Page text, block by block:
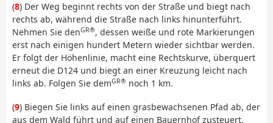
(8) Der Weg beginnt rechts von der Straße und biegt nach
rechts ab, während die Straße nach links hinunterführt.
Nehmen Sie denGR®, dessen weiße und rote Markierungen
erst nach einigen hundert Metern wieder sichtbar werden.
Er folgt der Höhenlinie, macht eine Rechtskurve, überquert
erneut die D124 und biegt an einer Kreuzung leicht nach
links ab. Folgen Sie demGR® noch 1 km.
(9) Biegen Sie links auf einen grasbewachsenen Pfad ab, der
aus dem Wald führt und auf einen Bauernhof zusteuert.